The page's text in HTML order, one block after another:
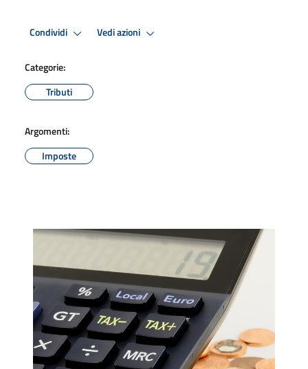
Condividi Vedi azioni
Categorie:
Tributi
Argomenti:
Imposte